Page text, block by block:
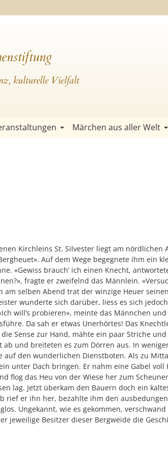
kulturelle Vielfalt
Märchen aus aller Welt
Kirchleins St. Silvester liegt am nördlichen
Auf dem Wege begegnete ihm ein
«Gewiss brauch’ ich einen Knecht,
fragte er zweifelnd das Männlein.
selben Abend trat der winzige Heuer
wunderte sich darüber, liess es sich
will’s probieren», meinte das Männchen
Da sah er etwas Unerhörtes! Das
Sense zur Hand, mähte ein paar Striche
und breiteten es zum Dörren aus. In
den wunderlichen Dienstboten. Als zu
unter Dach bringen. Er nahm eine Gabel
flog das Heu von der Wiese her zum
lag. Jetzt überkam den Bauern doch ein
rief er ihn her, bezahlte ihm den
Ungekannt, wie es gekommen,
jeweilige Besitzer dieser Bergweide die